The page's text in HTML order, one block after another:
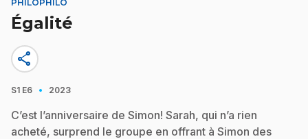
PHILOPHILO
Égalité
share
S1 E6 · 2023
C’est l’anniversaire de Simon! Sarah, qui n’a rien
acheté, surprend le groupe en offrant à Simon des